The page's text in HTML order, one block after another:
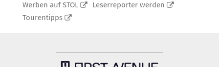
Werben auf STOL
Leserreporter werden
Tourentipps